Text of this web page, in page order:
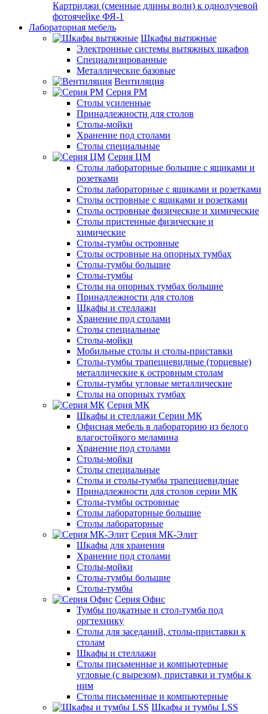
Картриджи (сменные длины волн) к однолучевой
фотоячейке ФЯ-1
Лабораторная мебель
Шкафы вытяжные
Электронные системы вытяжных шкафов
Специализированные
Металлические базовые
Вентиляция
Серия РМ
Столы усиленные
Принадлежности для столов
Столы-мойки
Хранение под столами
Столы специальные
Серия ЦМ
Столы лабораторные большие с ящиками и
розетками
Столы лабораторные с ящиками и розетками
Столы островные с ящиками и розетками
Столы островные физические и химические
Столы пристенные физические и
химические
Столы-тумбы островные
Столы островные на опорных тумбах
Столы-тумбы большие
Столы-тумбы
Столы на опорных тумбах большие
Принадлежности для столов
Шкафы и стеллажи
Хранение под столами
Столы специальные
Столы-мойки
Мобильные столы и столы-приставки
Столы-тумбы трапециевидные (торцевые)
металлические к островным столам
Столы-тумбы угловые металлические
Столы на опорных тумбах
Серия МК
Шкафы и стеллажи Серии МК
Офисная мебель в лабораторию из белого
влагостойкого меламина
Хранение под столами
Столы-мойки
Столы специальные
Столы и столы-тумбы трапециевидные
Принадлежности для столов серии МК
Столы-тумбы островные
Столы лабораторные большие
Столы лабораторные
Серия МК-Элит
Шкафы для хранения
Хранение под столами
Столы-мойки
Столы-тумбы большие
Столы-тумбы
Серия Офис
Тумбы подкатные и стол-тумба под
оргтехнику
Столы для заседаний, столы-приставки к
столам
Шкафы и стеллажи
Столы письменные и компьютерные
угловые (с вырезом), приставки и тумбы к
ним
Столы письменные и компьютерные
Шкафы и тумбы LSS